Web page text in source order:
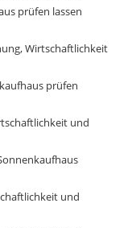
prüfen lassen
Wirtschaftlichkeit
prüfen
und
und